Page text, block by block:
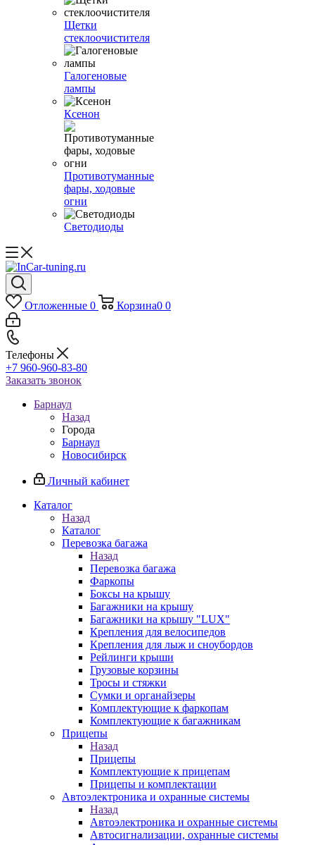
Щетки
стеклоочистителя
Галогеновые
лампы
Ксенон
Противотуманные
фары, ходовые
огни
Светодиоды
Отложенные 0 Корзина0 0
Телефоны
+7 960-960-83-80
Заказать звонок
Барнаул
Назад
Города
Барнаул
Новосибирск
Личный кабинет
Каталог
Назад
Каталог
Перевозка багажа
Назад
Перевозка багажа
Фаркопы
Боксы на крышу
Багажники на крышу
Багажники на крышу "LUX"
Крепления для велосипедов
Крепления для лыж и сноубордов
Рейлинги крыши
Грузовые корзины
Тросы и стяжки
Сумки и органайзеры
Комплектующие к фаркопам
Комплектующие к багажникам
Прицепы
Назад
Прицепы
Комплектующие к прицепам
Прицепы и комплектации
Автоэлектроника и охранные системы
Назад
Автоэлектроника и охранные системы
Автосигнализации, охранные системы